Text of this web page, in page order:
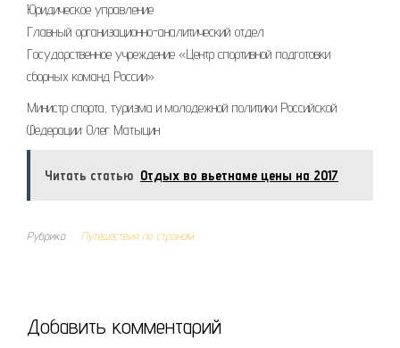
Юридическое управление
Главный организационно-аналитический отдел
Государственное учреждение «Центр спортивной подготовки
сборных команд России»
Министр спорта, туризма и молодежной политики Российской
Федерации: Олег Матыцин
Читать статью Отдых во вьетнаме цены на 2017
Рубрика Путешествия по странам
Добавить комментарий